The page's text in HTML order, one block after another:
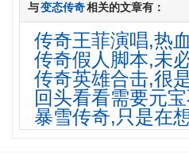
与变态传奇相关的文章有：
传奇王菲演唱,热
传奇假人脚本,未
传奇英雄合击,很
回头看看需要元
暴雪传奇,只是在